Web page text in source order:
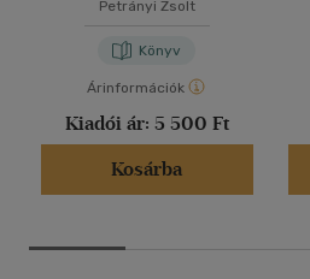
Petrányi Zsolt
Könyv
Árinformációk
Kiadói ár: 5 500 Ft
Kosárba